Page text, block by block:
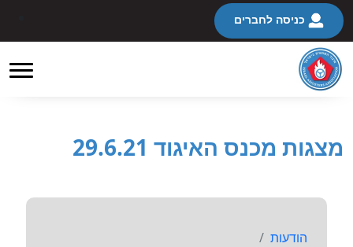
כניסה לחברים
מצגות מכנס האיגוד 29.6.21
הודעות